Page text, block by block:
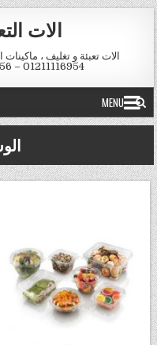
Skip to content
الات
الات تعبئة و تغليف ، ماكينات
01211116954 – 01211116956 – 01211116958
MENU